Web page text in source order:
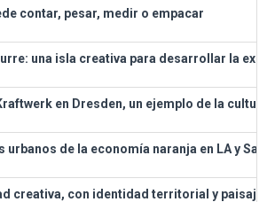
contar, pesar, medir o empacar
una isla creativa para desarrollar la
en Dresden, un ejemplo de la
urbanos de la economía naranja en LA y San
creativa, con identidad territorial y paisaje